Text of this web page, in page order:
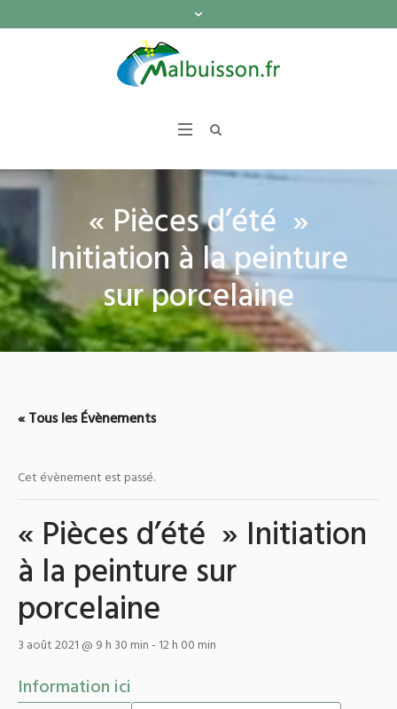
« Pièces d’été »
Initiation à la peinture
sur porcelaine
« Tous les Évènements
Cet évènement est passé.
« Pièces d’été » Initiation
à la peinture sur
porcelaine
3 août 2021 @ 9 h 30 min- 12 h 00 min
Information ici